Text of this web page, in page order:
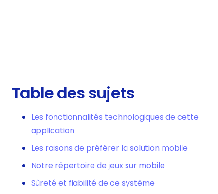
Table des sujets
Les fonctionnalités technologiques de cette
application
Les raisons de préférer la solution mobile
Notre répertoire de jeux sur mobile
Sûreté et fiabilité de ce système